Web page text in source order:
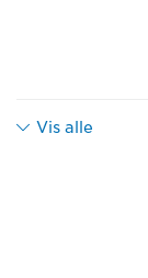
Vis alle